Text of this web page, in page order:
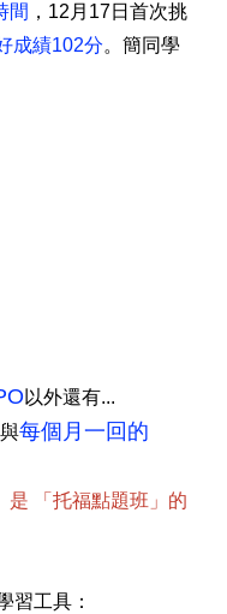
間 ，12月17日首次挑
成績102分。簡同學
以外還有...
每個月一回的
是 「托福點題班」的
習工具：